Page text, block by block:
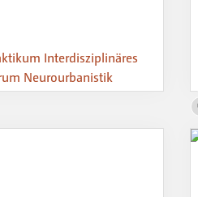
Interdisziplinäres
Neurourbanistik